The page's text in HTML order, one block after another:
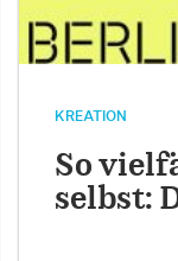
KREATION
So
selbst: